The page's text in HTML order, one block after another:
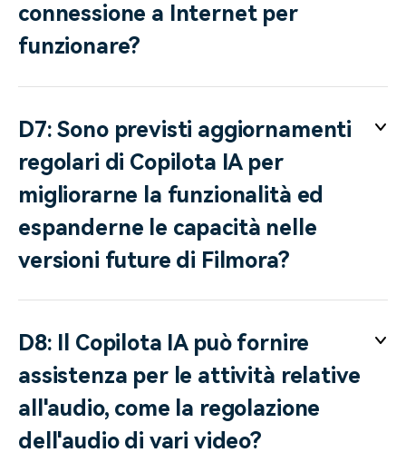
connessione a Internet per
funzionare?
D7: Sono previsti aggiornamenti
regolari di Copilota IA per
migliorarne la funzionalità ed
espanderne le capacità nelle
versioni future di Filmora?
D8: Il Copilota IA può fornire
assistenza per le attività relative
all'audio, come la regolazione
dell'audio di vari video?